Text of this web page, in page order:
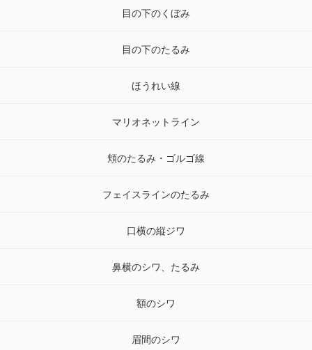
目の下のくぼみ
目の下のたるみ
ほうれい線
マリオネットライン
頬のたるみ・ゴルゴ線
フェイスラインのたるみ
口横の縦ジワ
鼻横のシワ、たるみ
額のシワ
眉間のシワ